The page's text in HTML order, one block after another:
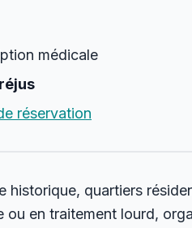
médicale
réservation
historique, quartiers
ou en traitement lourd,